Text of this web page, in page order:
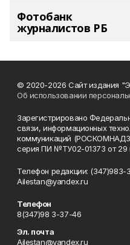
Фотобанк
журналистов РБ
© 2020-2026 Сайт издания
Об использовании
Зарегистрировано
связи, информационных
коммуникаций
серия ПИ №ТУ02-01373 от 29
Телефон редакции: (347)983-
Ailestan@yandex.ru
Телефон
8(347)98 3-37-46
Эл. почта
Ailestan@yandex.ru